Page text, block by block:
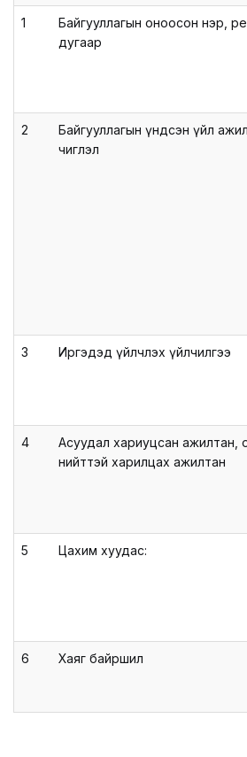
1
Байгууллагын оноосон нэр,
дугаар
2
Байгууллагын үндсэн үйл
чиглэл
3 Иргэдэд үйлчлэх үйлчилгээ
4
Асуудал хариуцсан ажилтан,
нийттэй харилцах ажилтан
5 Цахим хуудас:
6 Хаяг байршил